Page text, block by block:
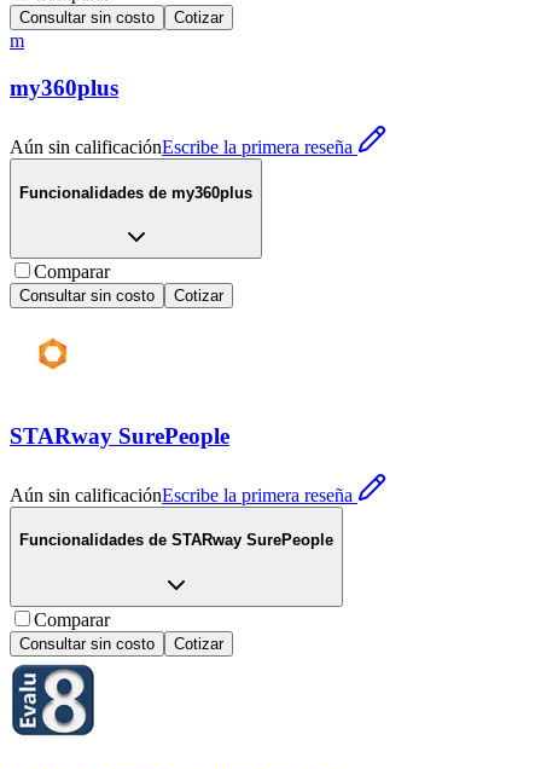
Consultar sin costo Cotizar
m
my360plus
Aún sin calificaciónEscribe la primera reseña
Funcionalidades de my360plus
Comparar
Consultar sin costo Cotizar
STARway SurePeople
Aún sin calificaciónEscribe la primera reseña
Funcionalidades de STARway SurePeople
Comparar
Consultar sin costo Cotizar